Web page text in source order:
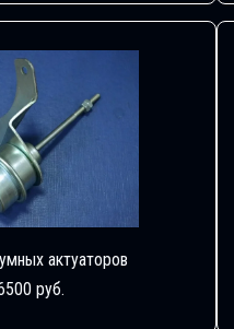
актуаторов
руб.